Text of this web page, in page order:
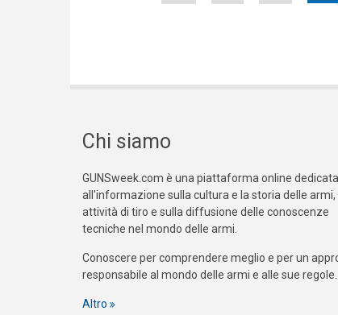
Chi siamo
GUNSweek.com è una piattaforma online dedicata
all'informazione sulla cultura e la storia delle armi,
attività di tiro e sulla diffusione delle conoscenze
tecniche nel mondo delle armi.
Conoscere per comprendere meglio e per un
responsabile al mondo delle armi e alle sue regole.
Altro